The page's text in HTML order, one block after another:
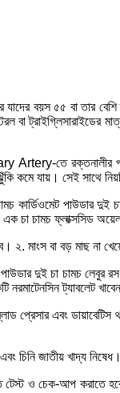
বয়স ৫৫ বা তার
Artery-তে
কমে যায়। সেই সাথে
পাউডার দুই
চা চামচ ফ্লাক্সসিড
মাংস বা বড় মাছ না
দুই চা চামচ লেবুর
ট্যাবলেট
প্রেসার এবং
চিনি জাতীয় খাদ্য
টেস্ট ও চেক-আপ